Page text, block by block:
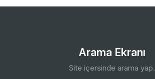
Arama Ekranı
Site içersinde arama yap.